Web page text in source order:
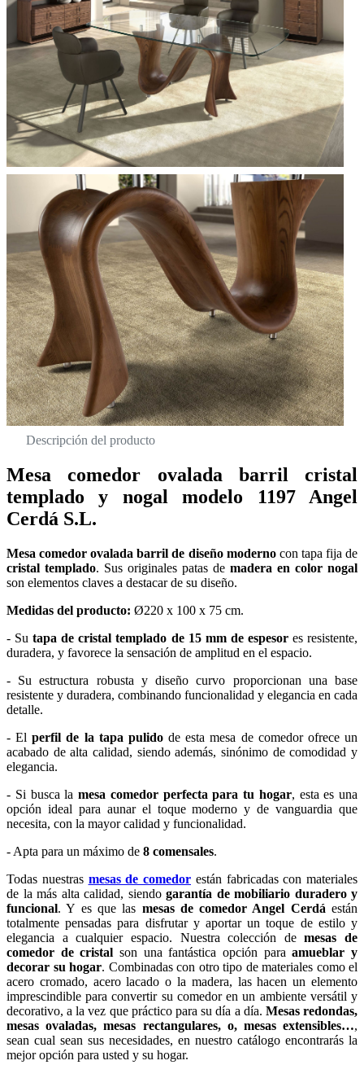
Descripción del producto
Mesa comedor ovalada barril cristal
templado y nogal modelo 1197 Angel
Cerdá S.L.
Mesa comedor ovalada barril de diseño modernocon tapa fija de
cristal templado. Sus originales patas de madera en color nogal
son elementos claves a destacar de su diseño.
Medidas del producto: Ø220 x 100 x 75 cm.
- Sutapa de cristal templado de 15 mm de espesores resistente,
duradera, y favorece la sensación de amplitud en el espacio.
- Su estructura robusta y diseño curvo proporcionan una base
resistente y duradera, combinando funcionalidad y elegancia en cada
detalle.
- Elperfil de la tapa pulidode esta mesa de comedor ofrece un
acabado de alta calidad, siendo además, sinónimo de comodidad y
elegancia.
- Si busca la mesa comedor perfecta para tu hogar, esta es una
opción ideal para aunar el toque moderno y de vanguardia que
necesita, con la mayor calidad y funcionalidad.
- Apta para un máximo de 8 comensales.
Todas nuestras mesas de comedor están fabricadas con materiales
de la más alta calidad, siendo garantía de mobiliario duradero y
funcional. Y es que las mesas de comedor Angel Cerdá están
totalmente pensadas para disfrutar y aportar un toque de estilo y
elegancia a cualquier espacio. Nuestra colección demesas de
comedor de cristal son una fantástica opción paraamueblar y
decorar su hogar. Combinadas con otro tipo de materiales como el
acero cromado, acero lacado o la madera, las hacen un elemento
imprescindible para convertir su comedor en un ambiente versátil y
decorativo, a la vez que práctico para su día a día. Mesas redondas,
mesas ovaladas, mesas rectangulares, o, mesas extensibles…,
sean cual sean sus necesidades, en nuestro catálogo encontrarás la
mejor opción para usted y su hogar.